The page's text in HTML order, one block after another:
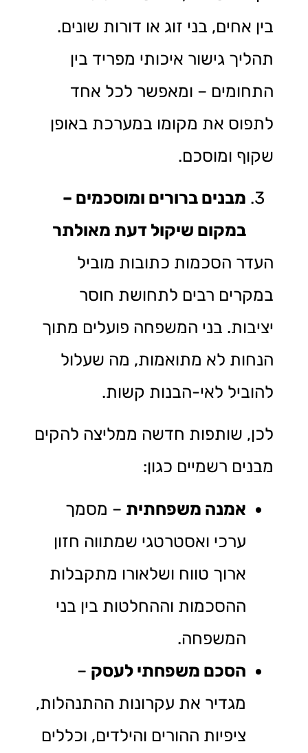
בין אחים, בני זוג או דורות שונים.
תהליך גישור איכותי מפריד בין
התחומים – ומאפשר לכל אחד
לתפוס את מקומו במערכת באופן
שקוף ומוסכם.
מבנים ברורים ומוסכמים –
במקום שיקול דעת מאולתר
העדר הסכמות כתובות מוביל
במקרים רבים לתחושת חוסר
יציבות. בני המשפחה פועלים מתוך
הנחות לא מתואמות, מה שעלול
להוביל לאי-הבנות קשות.
לכן, שותפות חדשה ממליצה להקים
מבנים רשמיים כגון:
אמנה משפחתית – מסמך
ערכי ואסטרטגי שמתווה חזון
ארוך טווח ושלאורו מתקבלות
ההסכמות וההחלטות בין בני
המשפחה.
הסכם משפחתי לעסק –
מגדיר את עקרונות ההתנהלות,
ציפיות ההורים והילדים, וכללים